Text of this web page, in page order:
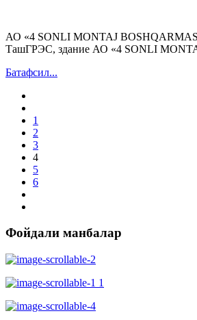
АО «4 SONLI MONTAJ
ТашГРЭС, здание АО «4 SONLI
Батафсил...
1
2
3
4
5
6
Фойдали манбалар